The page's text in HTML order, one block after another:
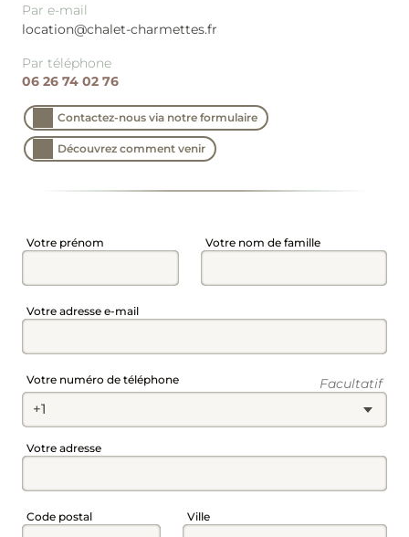
CHARMETTES
RETOUR
TOUS LES APPARTEMENTS
GÉNÉPI
RETOUR
Champ
Votre prénom Champ
Votre nom de famille
Champ
Votre adresse e-mail
Champ
Votre numéro de téléphone Facultatif
Champ
Votre adresse
Champ
Code postal Champ
Ville
Par e-mail
location@chalet-charmettes.fr
Par téléphone
06 26 74 02 76
Contactez-nous via notre formulaire
Découvrez comment venir